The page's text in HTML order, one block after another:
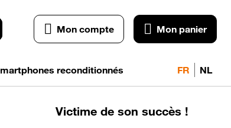
Mon compte Mon panier
reconditionnés FR NL
Victime de son succès !